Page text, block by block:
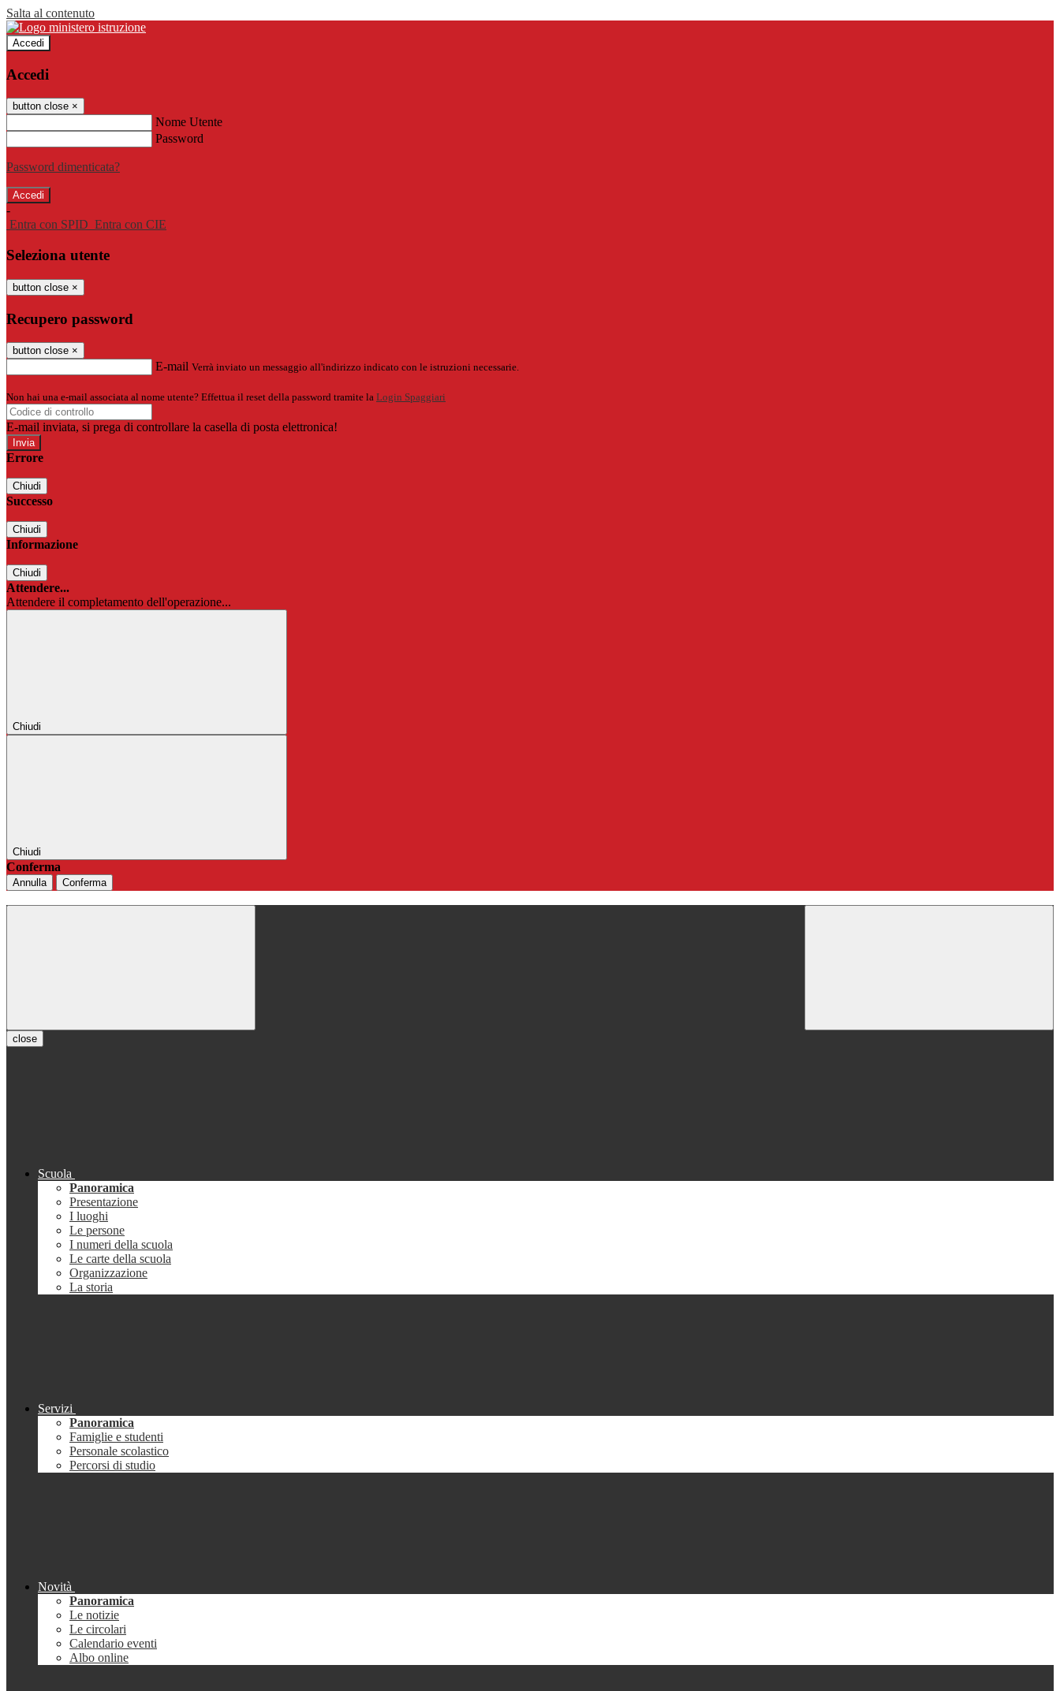
Salta al contenuto
Accedi
Accedi
button close ×
Nome Utente
Password
Password dimenticata?
-
Entra con SPID Entra con CIE
Seleziona utente
button close ×
Recupero password
button close ×
E-mail Verrà inviato un messaggio all'indirizzo indicato con le istruzioni necessarie.
Non hai una e-mail associata al nome utente? Effettua il reset della password tramite la Login Spaggiari
E-mail inviata, si prega di controllare la casella di posta elettronica!
Errore
Chiudi
Successo
Chiudi
Informazione
Chiudi
Attendere...
Attendere il completamento dell'operazione...
Chiudi
Chiudi
Conferma
Annulla Conferma
close
Scuola
Panoramica
Presentazione
I luoghi
Le persone
I numeri della scuola
Le carte della scuola
Organizzazione
La storia
Servizi
Panoramica
Famiglie e studenti
Personale scolastico
Percorsi di studio
Novità
Panoramica
Le notizie
Le circolari
Calendario eventi
Albo online